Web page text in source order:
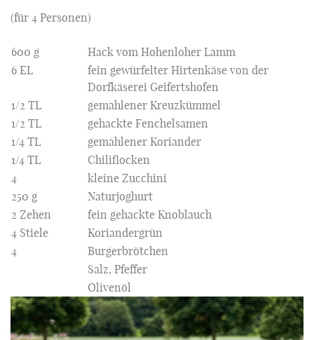
(für 4 Personen)
600 g
Hack vom Hohenloher Lamm
6 EL
fein gewürfelter Hirtenkäse von der
Dorfkäserei Geifertshofen
1/2 TL
gemahlener Kreuzkümmel
1/2 TL
gehackte Fenchelsamen
1/4 TL
gemahlener Koriander
1/4 TL
Chiliflocken
4
kleine Zucchini
250 g
Naturjoghurt
2 Zehen
fein gehackte Knoblauch
4 Stiele
Koriandergrün
4
Burgerbrötchen
Salz, Pfeffer
Olivenöl